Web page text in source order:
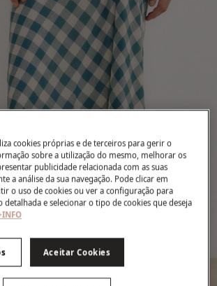
cookies próprias e de terceiros para gerir o
sobre a utilização do mesmo, melhorar os
publicidade relacionada com as suas
a análise da sua navegação. Pode clicar em
o uso de cookies ou ver a configuração para
detalhada e selecionar o tipo de cookies que deseja
Aceitar Cookies